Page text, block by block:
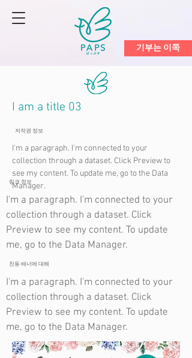
기부는 이쪽
I am a title 03
저작권 정보
I'm a paragraph. I'm connected to your
collection through a dataset. Click Preview to
see my content. To update me, go to the Data
Manager.
링크 정보
I'm a paragraph. I'm connected to your
collection through a dataset. Click
Preview to see my content. To update
me, go to the Data Manager.
찬동 배너에 대해
I'm a paragraph. I'm connected to your
collection through a dataset. Click
Preview to see my content. To update
me, go to the Data Manager.